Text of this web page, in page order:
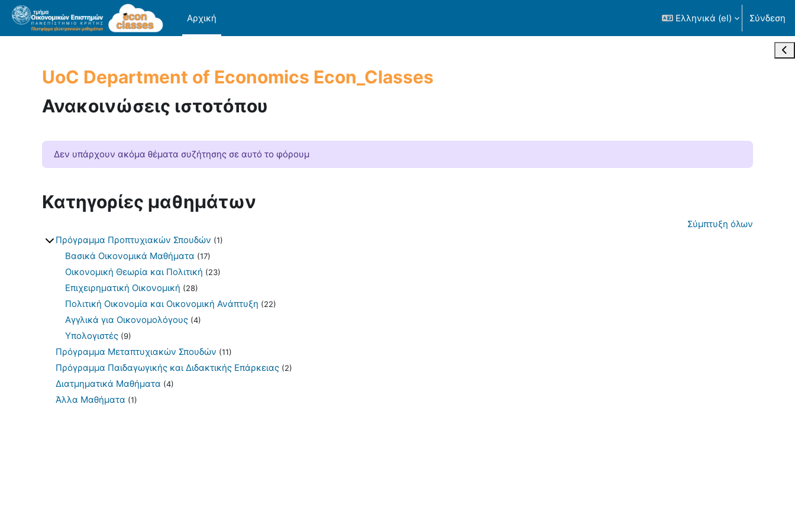
Μετάβαση στο κεντρικό περιεχόμενο
Αρχική
Ελληνικά ‎(el)‎ Σύνδεση
UoC Department of Economics Econ_Classes
Ανακοινώσεις ιστοτόπου
Δεν υπάρχουν ακόμα θέματα συζήτησης σε αυτό το φόρουμ
Κατηγορίες μαθημάτων
Σύμπτυξη όλων
Πρόγραμμα Προπτυχιακών Σπουδών (1)
Βασικά Οικονομικά Μαθήματα (17)
Οικονομική Θεωρία και Πολιτική (23)
Επιχειρηματική Οικονομική (28)
Πολιτική Οικονομία και Οικονομική Ανάπτυξη (22)
Αγγλικά για Οικονομολόγους (4)
Υπολογιστές (9)
Πρόγραμμα Μεταπτυχιακών Σπουδών (11)
Πρόγραμμα Παιδαγωγικής και Διδακτικής Επάρκειας (2)
Διατμηματικά Μαθήματα (4)
Άλλα Μαθήματα (1)